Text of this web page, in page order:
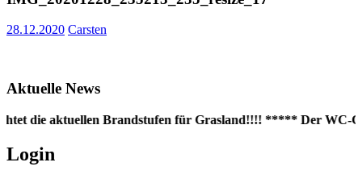
28.12.2020 Carsten
Aktuelle News
die aktuellen Brandstufen für Grasland!!!! ***** Der WC-
Login